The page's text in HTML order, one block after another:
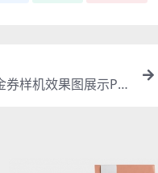
样机效果图展示PS